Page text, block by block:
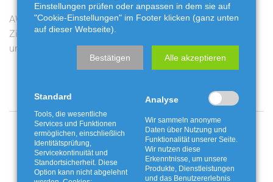
AWG bewegt: Live-
Ziehung am Freitag auf
unserem Youtube-Kanal
Ferienaktion mit der
Twistringen
Angebote und Aktionen
Einstellungen prüfen oder anpassen in dem sie auf
"Cookie-Einstellungen" im Footer klicken (ganz unten
auf dieser Webseite).
Bestätigen Alle akzeptieren
Standard
Tools, die wesentliche
Services und Funktionen
ermöglichen, einschließlich
Identitätsprüfung,
Servicekontinuität und
Standortsicherheit. Diese
Option kann nicht abgelehnt
Analyse
Wir sammeln anonyme
Daten über Nutzung und
Funktionalität unserer Seite.
Wir nutzen diese
Erkenntnisse, um unsere
Produkte, Dienstleistungen
und das Benutzererlebnis